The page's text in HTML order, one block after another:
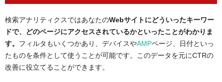
検索アナリティクスではあなたのWebサイトにどういったキーワー
ドで、どのページにアクセスされているかといったことがわかりま
す。 フィルタもいくつかあり、デバイスやAMPページ、日付といっ
たものを条件として使うことが可能です。このデータを元にCTRの
改善に役立てることができます。